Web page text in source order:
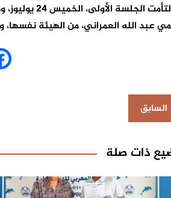
وقد التأمت
عبد الله العمراني، من الهيئة نفسها،
السابق
ذات صلة